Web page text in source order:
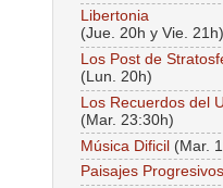
Libertonia
(Jue. 20h y Vie. 21h)
Los Post de
(Lun. 20h)
Los Recuerdos del
(Mar. 23:30h)
Música Dificil (Mar.
Paisajes Progresivos